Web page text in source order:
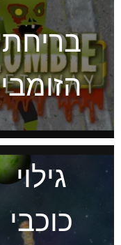
בריחת
הזומבי
גילוי
כוכבי